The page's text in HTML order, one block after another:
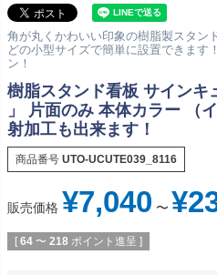
角が丸くかわいい印象の樹脂製スタン
どの小型サイズで簡単に設置できます
ン！
樹脂スタンド看板 サインキ
」 片面のみ 本体カラー
射加工も出来ます！
商品番号 UTO-UCUTE039_8116
販売価格 ¥7,040 〜 ¥
[ 64 〜 218 ポイント進呈 ]